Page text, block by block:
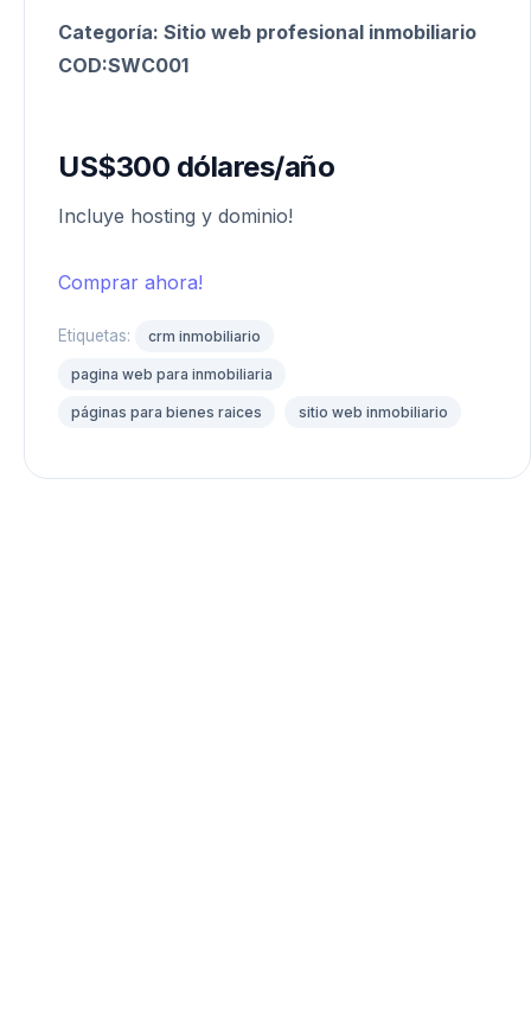
Categoría: Sitio web profesional inmobiliario
COD:SWC001
US$300 dólares/año
Incluye hosting y dominio!
Comprar ahora!
Etiquetas: crm inmobiliario
pagina web para inmobiliaria
páginas para bienes raices sitio web inmobiliario